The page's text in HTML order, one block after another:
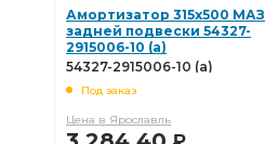
Амортизатор 315х500 МАЗ
задней подвески 54327-
2915006-10 (а)
54327-2915006-10 (а)
Под заказ
Цена в Ярославль